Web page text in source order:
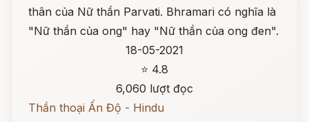
thân của Nữ thần Parvati. Bhramari có nghĩa là
"Nữ thần của ong" hay "Nữ thần của ong đen".
18-05-2021
⭐ 4.8
6,060 lượt đọc
Thần thoại Ấn Độ - Hindu